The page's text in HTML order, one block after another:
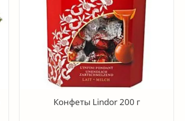
Конфеты Lindor 200 г